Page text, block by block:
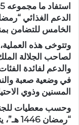
و
ن
ي
ا
الخامس للتضامن
وتتوخى هذه
لصاحب الجلالة
والدعم لفائدة
في وضعية صعبة
المسنين وذوي
وحسب معطيات